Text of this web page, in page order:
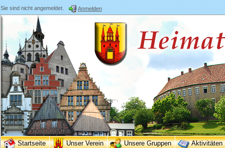
Sie sind nicht angemeldet. Anmelden
Startseite Unser Verein Unsere Gruppen Aktivitäten